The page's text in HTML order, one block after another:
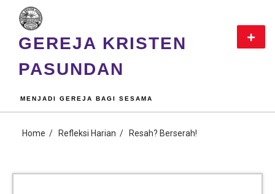
GEREJA KRISTEN
PASUNDAN
MENJADI GEREJA BAGI SESAMA
Home Refleksi Harian Resah? Berserah!